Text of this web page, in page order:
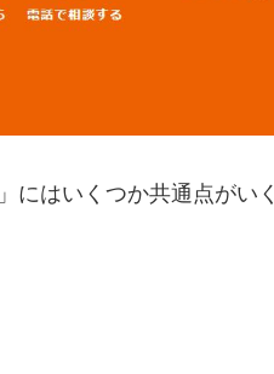
にはいくつか共通点がいく